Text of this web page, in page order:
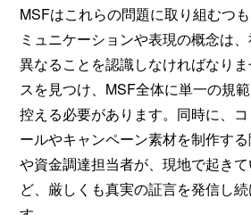
MSFはこれらの問題に取り組むつ
ミュニケーションや表現の概念は
異なることを認識しなければなり
スを見つけ、MSF全体に単一の規
控える必要があります。同時に、
ールやキャンペーン素材を制作す
や資金調達担当者が、現地で起き
ど、厳しくも真実の証言を発信し